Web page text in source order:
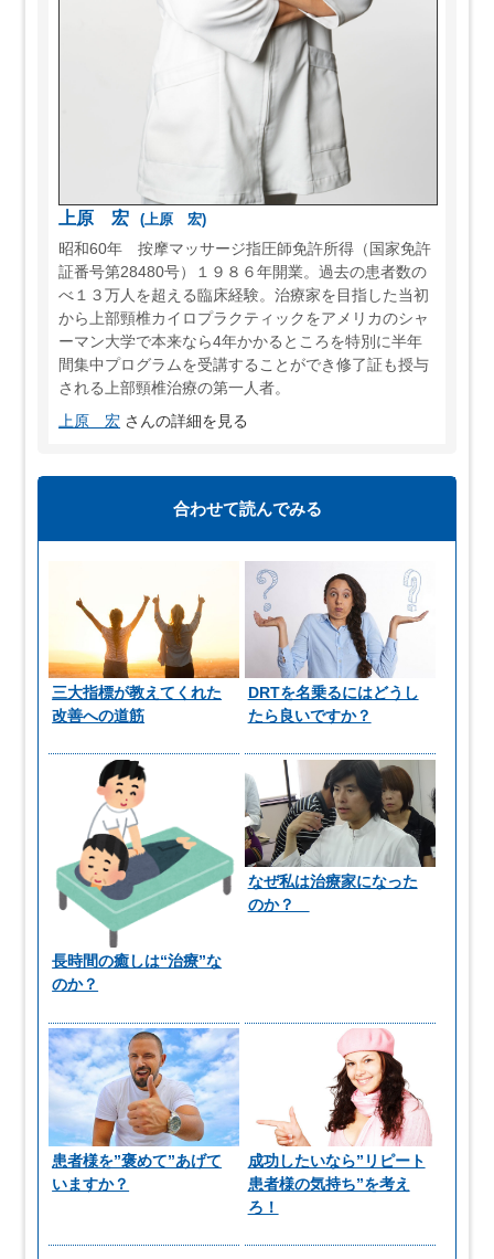
上原 宏
(上原 宏)
昭和60年 按摩マッサージ指圧師免許所得（国家免許
証番号第28480号）１９８６年開業。過去の患者数の
べ１３万人を超える臨床経験。治療家を目指した当初
から上部頸椎カイロプラクティックをアメリカのシャ
ーマン大学で本来なら4年かかるところを特別に半年
間集中プログラムを受講することができ修了証も授与
される上部頸椎治療の第一人者。
上原 宏 さんの詳細を見る
合わせて読んでみる
三大指標が教えてくれた
改善への道筋
DRTを名乗るにはどうし
たら良いですか？
長時間の癒しは“治療”な
のか？
なぜ私は治療家になった
のか？
患者様を”褒めて”あげて
いますか？
成功したいなら”リピート
患者様の気持ち”を考え
ろ！